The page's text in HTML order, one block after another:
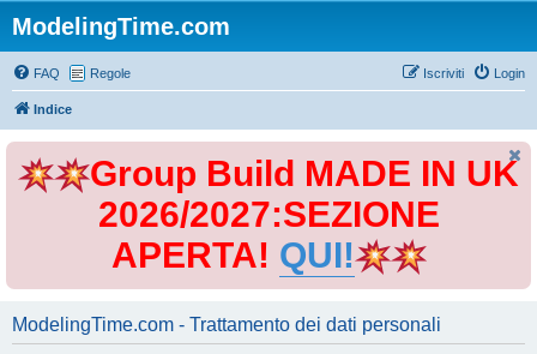
ModelingTime.com
FAQ Regole Login
Iscriviti
Indice
Group Build MADE IN UK
2026/2027:SEZIONE
APERTA! QUI!
ModelingTime.com - Trattamento dei dati personali